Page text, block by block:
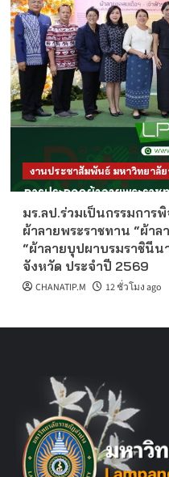
งานประชาสัมพันธ์ มหาวิทยาลั
มร.ลป.ร่วมเป็นกรรมการ
ผ้าลายพระราชทาน “ผ้าล
“ผ้าลายบุปผาบรมราชินี
จังหวัด ประจำปี 2569
CHANATIP.M 12 ชั่วโมง ago